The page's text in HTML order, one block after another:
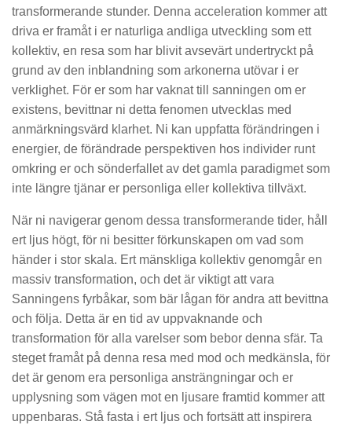
transformerande stunder. Denna acceleration kommer att
driva er framåt i er naturliga andliga utveckling som ett
kollektiv, en resa som har blivit avsevärt undertryckt på
grund av den inblandning som arkonerna utövar i er
verklighet. För er som har vaknat till sanningen om er
existens, bevittnar ni detta fenomen utvecklas med
anmärkningsvärd klarhet. Ni kan uppfatta förändringen i
energier, de förändrade perspektiven hos individer runt
omkring er och sönderfallet av det gamla paradigmet som
inte längre tjänar er personliga eller kollektiva tillväxt.
När ni navigerar genom dessa transformerande tider, håll
ert ljus högt, för ni besitter förkunskapen om vad som
händer i stor skala. Ert mänskliga kollektiv genomgår en
massiv transformation, och det är viktigt att vara
Sanningens fyrbåkar, som bär lågan för andra att bevittna
och följa. Detta är en tid av uppvaknande och
transformation för alla varelser som bebor denna sfär. Ta
steget framåt på denna resa med mod och medkänsla, för
det är genom era personliga ansträngningar och er
upplysning som vägen mot en ljusare framtid kommer att
uppenbaras. Stå fasta i ert ljus och fortsätt att inspirera